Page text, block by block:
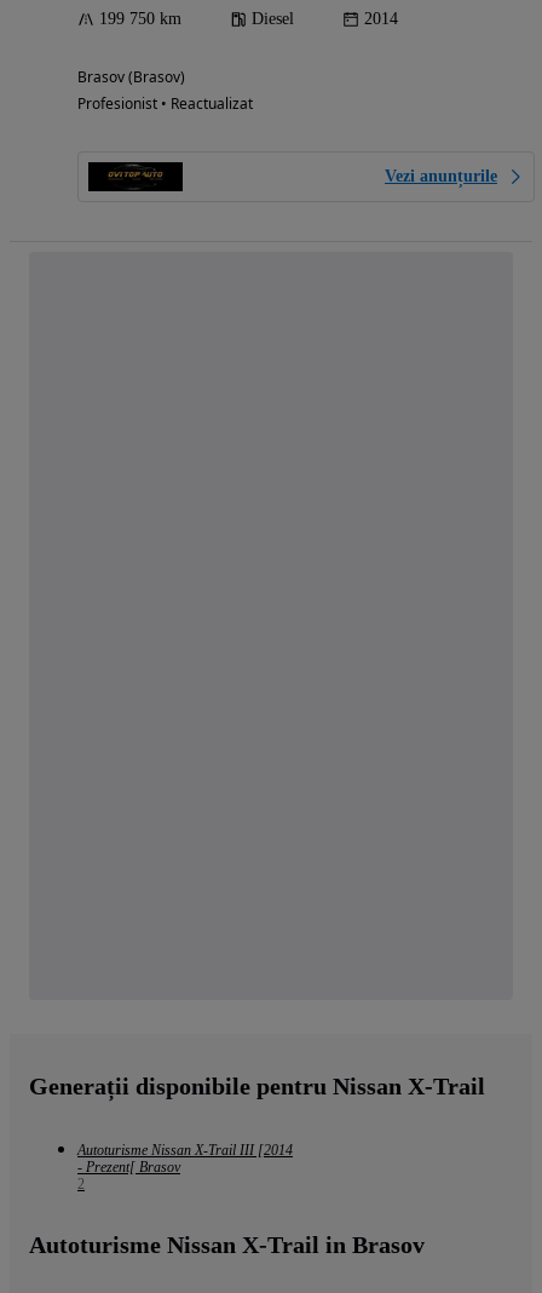
199 750 km Diesel 2014
Brasov (Brasov)
Profesionist • Reactualizat
Vezi anunțurile
Generații disponibile pentru Nissan X-Trail
Autoturisme Nissan X-Trail III [2014
- Prezent[ Brasov
2
Autoturisme Nissan X-Trail in Brasov